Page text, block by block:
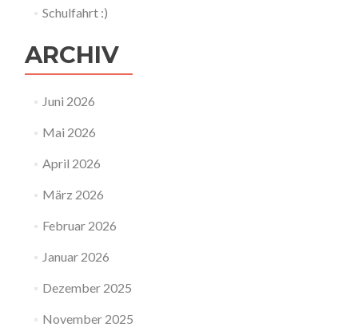
Schulfahrt :)
ARCHIV
Juni 2026
Mai 2026
April 2026
März 2026
Februar 2026
Januar 2026
Dezember 2025
November 2025